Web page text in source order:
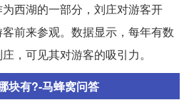
西湖的一部分，刘庄对游客开
前来参观。数据显示，每年有数
，可见其对游客的吸引力。
块有?-马蜂窝问答